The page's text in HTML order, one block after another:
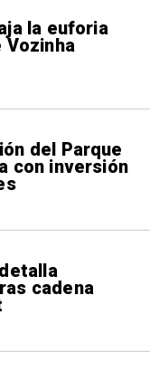
la euforia
del Parque
con inversión
cadena